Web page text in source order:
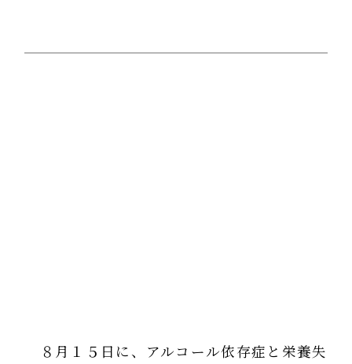
８月１５日に、アルコール依存症と栄養失